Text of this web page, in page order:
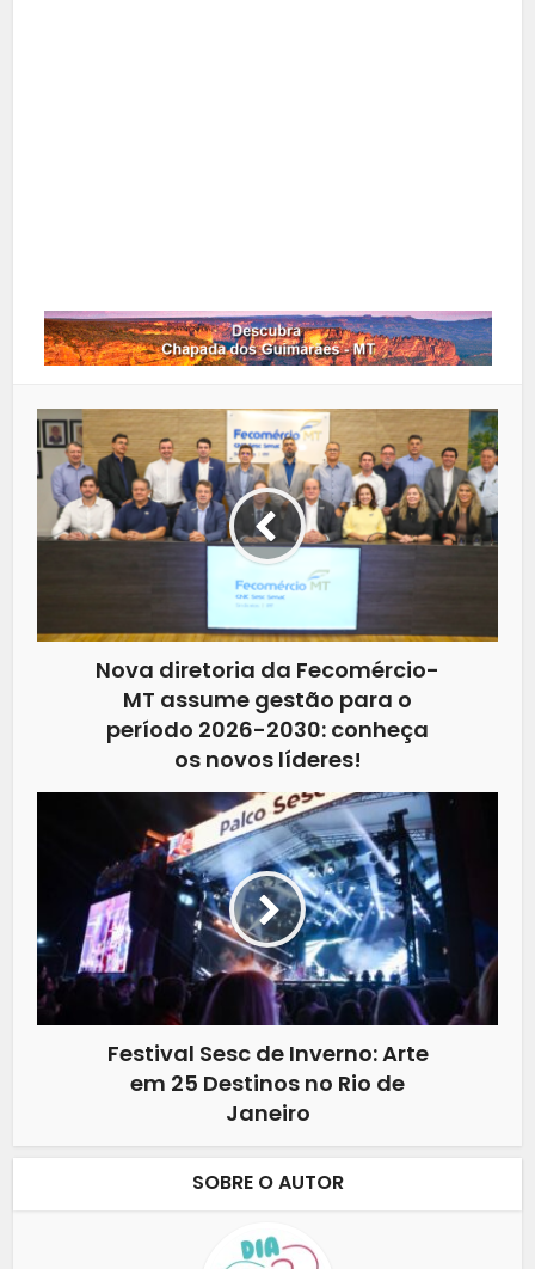
Nova diretoria da Fecomércio-
MT assume gestão para o
período 2026-2030: conheça
os novos líderes!
Festival Sesc de Inverno: Arte
em 25 Destinos no Rio de
Janeiro
SOBRE O AUTOR